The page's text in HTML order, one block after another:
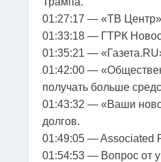
01:27:17 — «ТВ
01:33:18 — ГТРК
01:35:21 —
01:42:00 —
получать больше
01:43:32 — «Ваши
долгов.
01:49:05 — Associated
01:54:53 — Вопрос от